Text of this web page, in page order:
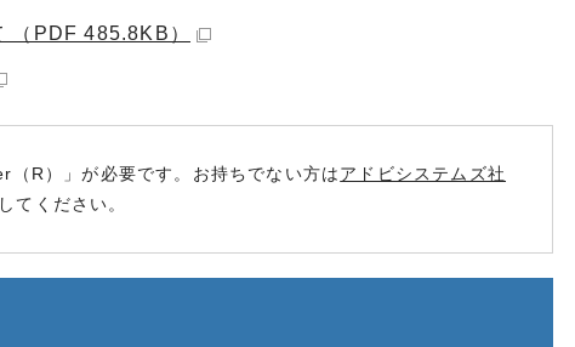
（PDF 485.8KB）
R）」が必要です。お持ちでない方はアドビシステムズ社
てください。